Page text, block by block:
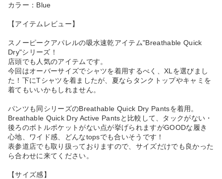
カラー：Blue
【アイテムレビュー】
スノーピークアパレルの吸水速乾アイテム"Breathable Quick
Dry"シリーズ！
店頭でも人気のアイテムです。
今回はオーバーサイズでシャツを着用するべく、XLを選びまし
た！下にTシャツを着ましたが、夏ならタンクトップやキャミを
着てもいいかもしれません。
パンツも同シリーズのBreathable Quick Dry Pantsを着用。
Breathable Quick Dry Active Pantsと比較して、タックがない・
後ろのボトルポケットがない点が挙げられますがGOODな履き
心地、ワイド感、どんなtopsでも合いそうです！
表参道店でも取り扱っておりますので、サイズだけでも良かった
ら合わせに来てください。
【サイズ感】